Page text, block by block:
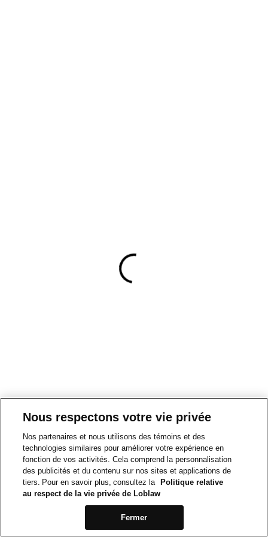
Nous respectons votre vie privée
Nos partenaires et nous utilisons des témoins et des
technologies similaires pour améliorer votre expérience en
fonction de vos activités. Cela comprend la personnalisation
des publicités et du contenu sur nos sites et applications de
tiers. Pour en savoir plus, consultez la
Politique relative
au respect de la vie privée de Loblaw
Fermer